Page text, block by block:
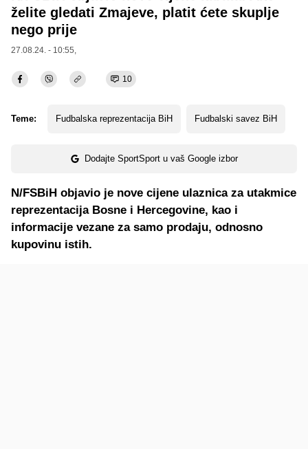
želite gledati Zmajeve, platit ćete skuplje
nego prije
27.08.24. - 10:55,
10
Teme: Fudbalska reprezentacija BiH Fudbalski savez BiH
Dodajte SportSport u vaš Google izbor
N/FSBiH objavio je nove cijene ulaznica za utakmice
reprezentacija Bosne i Hercegovine, kao i
informacije vezane za samo prodaju, odnosno
kupovinu istih.